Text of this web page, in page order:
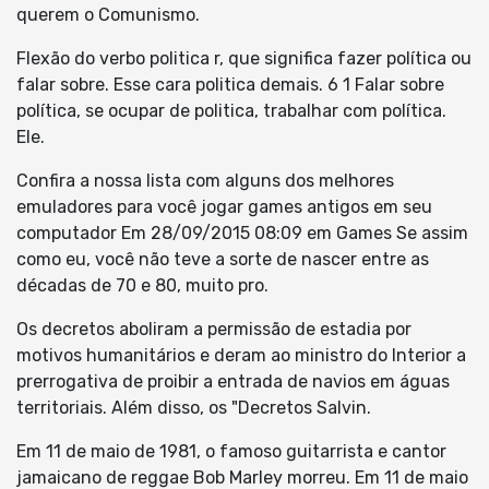
querem o Comunismo.
Flexão do verbo politica r, que significa fazer política ou
falar sobre. Esse cara politica demais. 6 1 Falar sobre
política, se ocupar de politica, trabalhar com política.
Ele.
Confira a nossa lista com alguns dos melhores
emuladores para você jogar games antigos em seu
computador Em 28/09/2015 08:09 em Games Se assim
como eu, você não teve a sorte de nascer entre as
décadas de 70 e 80, muito pro.
Os decretos aboliram a permissão de estadia por
motivos humanitários e deram ao ministro do Interior a
prerrogativa de proibir a entrada de navios em águas
territoriais. Além disso, os "Decretos Salvin.
Em 11 de maio de 1981, o famoso guitarrista e cantor
jamaicano de reggae Bob Marley morreu. Em 11 de maio